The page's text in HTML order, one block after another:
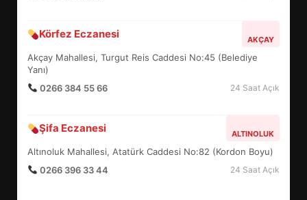
Körfez Eczanesi AKÇAY
Akçay Mahallesi, Turgut Reis Caddesi No:45 (Belediye
Yanı)
0266 384 55 66
24 Saat Açık
Şifa Eczanesi ALTINOLUK
Altınoluk Mahallesi, Atatürk Caddesi No:82 (Kordon Boyu)
0266 396 33 44
24 Saat Açık
5
BALIKESİR MÜZELERİNDE SÜRE
6
TURNUVASI KAYITLARI NEYİ
DEĞİŞTİRİYOR?